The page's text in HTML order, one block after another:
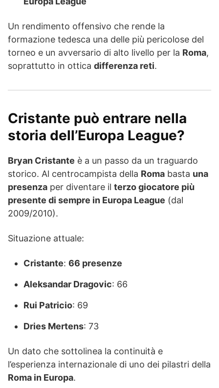
Un rendimento offensivo che rende la
formazione tedesca una delle più pericolose del
torneo e un avversario di alto livello per la Roma,
soprattutto in ottica differenza reti.
Cristante può entrare nella
storia dell’Europa League?
Bryan Cristante è a un passo da un traguardo
storico. Al centrocampista della Roma basta una
presenza per diventare il terzo giocatore più
presente di sempre in Europa League (dal
2009/2010).
Situazione attuale:
Cristante: 66 presenze
Aleksandar Dragovic: 66
Rui Patricio: 69
Dries Mertens: 73
Un dato che sottolinea la continuità e
l’esperienza internazionale di uno dei pilastri della
Roma in Europa.